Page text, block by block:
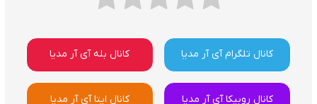
کانال تلگرام آی آر مدیا کانال بله آی آر مدیا
کانال روبیکا آی آر مدیا کانال ایتا آی آر مدیا